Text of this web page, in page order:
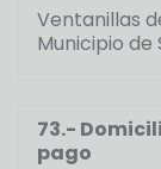
Ventanillas
Municipio de
73.-
pago